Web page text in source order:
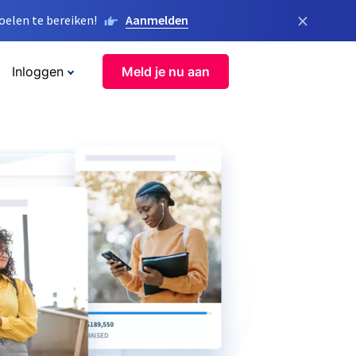
te bereiken! Aanmelden ×
Inloggen Meld je nu aan